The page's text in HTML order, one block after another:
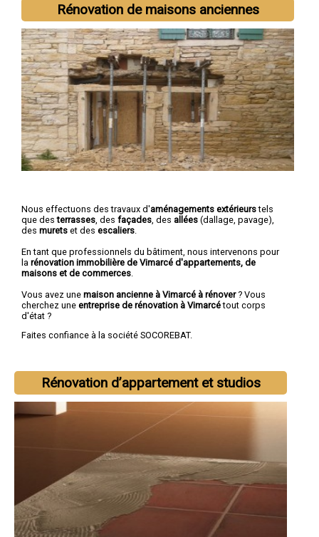
Rénovation de maisons anciennes
Nous effectuons des travaux d'aménagements extérieurstels
que desterrasses , des façades , des allées (dallage, pavage),
des murets et des escaliers
En tant que professionnels du bâtiment, nous intervenons pour
la rénovation immobilière de Vimarcé d'appartements, de
maisons et de commerces
Vous avez une maison ancienne à Vimarcé à rénover? Vous
cherchez une entreprise de rénovation à Vimarcétout corps
d'état ?
Faites confiance à la société SOCOREBAT.
Rénovation d’appartement et studios